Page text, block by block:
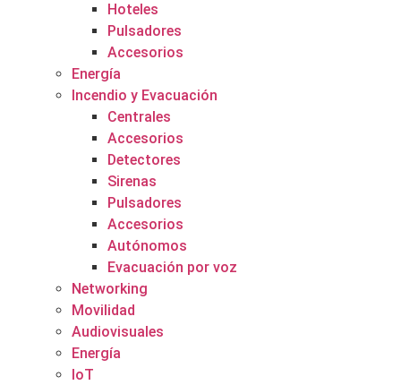
Hoteles
Pulsadores
Accesorios
Energía
Incendio y Evacuación
Centrales
Accesorios
Detectores
Sirenas
Pulsadores
Accesorios
Autónomos
Evacuación por voz
Networking
Movilidad
Audiovisuales
Energía
IoT